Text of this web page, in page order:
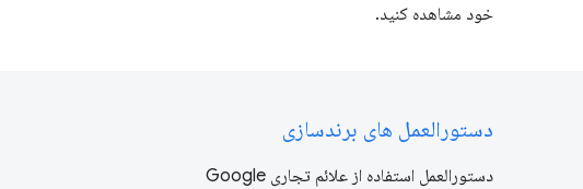
خود مشاهده کنید.
دستورالعمل های برندسازی
دستورالعمل استفاده از علائم تجاری Google